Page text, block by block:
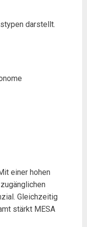
darstellt.
einer hohen
Gleichzeitig
stärkt MESA